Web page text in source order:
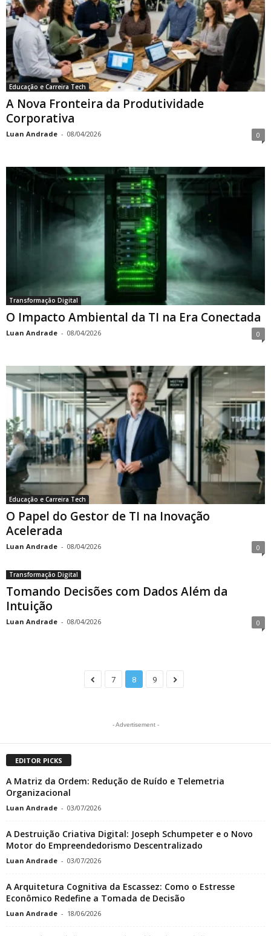
Educação e Carreira Tech
A Nova Fronteira da Produtividade
Corporativa
Luan Andrade - 08/04/2026 0
Transformação Digital
O Impacto Ambiental da TI na Era Conectada
Luan Andrade - 08/04/2026 0
Educação e Carreira Tech
O Papel do Gestor de TI na Inovação
Acelerada
Luan Andrade - 08/04/2026 0
Transformação Digital
Tomando Decisões com Dados Além da
Intuição
Luan Andrade - 08/04/2026 0
7 8 9
- Advertisement -
EDITOR PICKS
A Matriz da Ordem: Redução de Ruído e Telemetria
Organizacional
Luan Andrade - 03/07/2026
A Destruição Criativa Digital: Joseph Schumpeter e o Novo
Motor do Empreendedorismo Descentralizado
Luan Andrade - 03/07/2026
A Arquitetura Cognitiva da Escassez: Como o Estresse
Econômico Redefine a Tomada de Decisão
Luan Andrade - 18/06/2026